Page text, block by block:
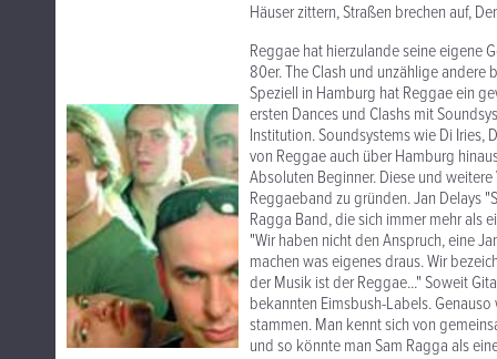
Häuser zittern, Straßen brechen auf,
Reggae hat hierzulande seine eigene
80er. The Clash und unzählige andere
Speziell in Hamburg hat Reggae ein
ersten Dances und Clashs mit
Institution. Soundsystems wie Di Iries,
von Reggae auch über Hamburg
Absoluten Beginner. Diese und
Reggaeband zu gründen. Jan Delays
Ragga Band, die sich immer mehr als
"Wir haben nicht den Anspruch, eine
machen was eigenes draus. Wir
der Musik ist der Reggae..." Soweit
bekannten Eimsbush-Labels.
stammen. Man kennt sich von
und so könnte man Sam Ragga als